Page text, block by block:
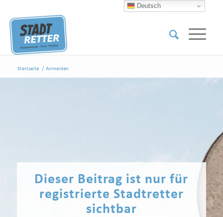
Startseite / Anmelden
Dieser Beitrag ist nur für
registrierte Stadtretter
sichtbar
Deutsch